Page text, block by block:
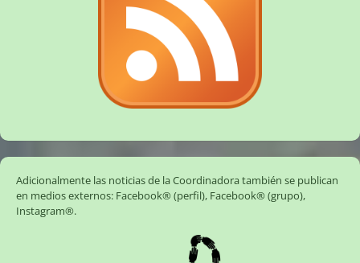
Adicionalmente las noticias de la Coordinadora también se publican
en medios externos: Facebook® (perfil), Facebook® (grupo),
Instagram®.